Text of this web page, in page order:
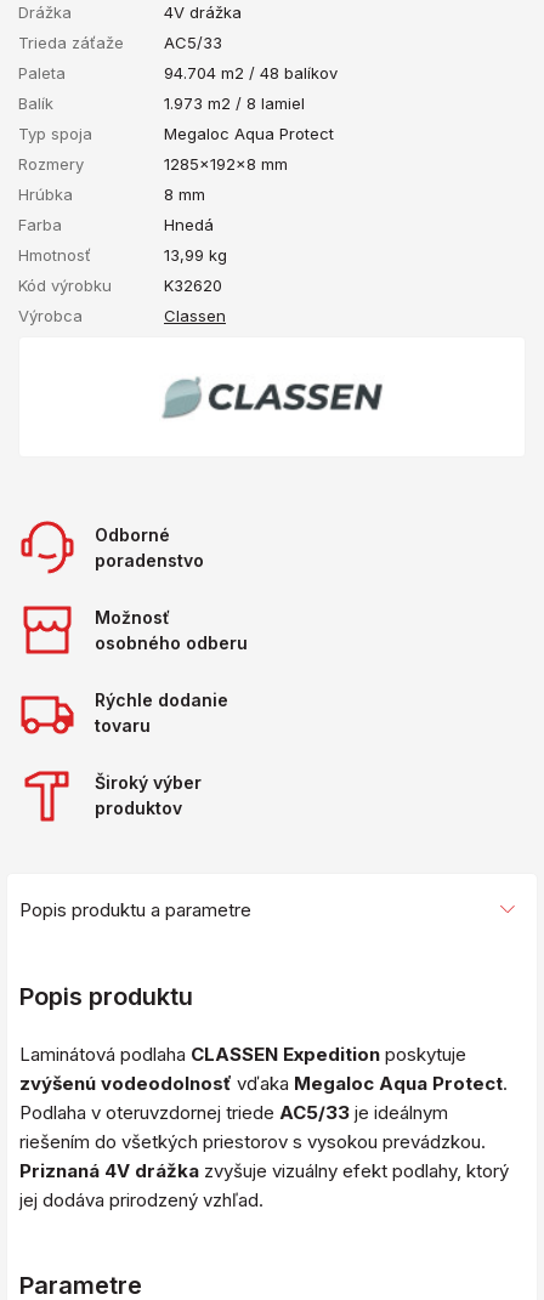
Drážka
4V drážka
Trieda záťaže
AC5/33
Paleta
94.704 m2 / 48 balíkov
Balík
1.973 m2 / 8 lamiel
Typ spoja
Megaloc Aqua Protect
Rozmery
1285x192x8 mm
Hrúbka
8 mm
Farba
Hnedá
Hmotnosť
13,99 kg
Kód výrobku
K32620
Výrobca
Classen
Odborné
poradenstvo
Možnosť
osobného odberu
Rýchle dodanie
tovaru
Široký výber
produktov
Popis produktu a parametre
Popis produktu
Laminátová podlaha CLASSEN Expedition poskytuje
zvýšenú vodeodolnosť vďaka Megaloc Aqua Protect.
Podlaha v oteruvzdornej triede AC5/33 je ideálnym
riešením do všetkých priestorov s vysokou prevádzkou.
Priznaná 4V drážka zvyšuje vizuálny efekt podlahy, ktorý
jej dodáva prirodzený vzhľad.
Parametre